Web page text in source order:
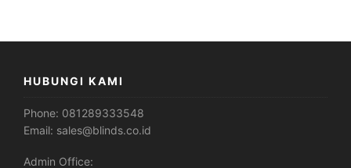
HUBUNGI KAMI
Phone: 081289333548
Email: sales@blinds.co.id
Admin Office: